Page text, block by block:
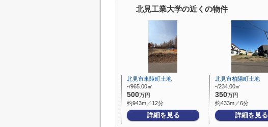
北見工業大学の近くの物件
北見市東陵町土地
-/965.00㎡
500万円
約943m／12分
詳細を見る
北見市柏陽町土地
-/234.00㎡
350万円
約433m／6分
詳細を見る